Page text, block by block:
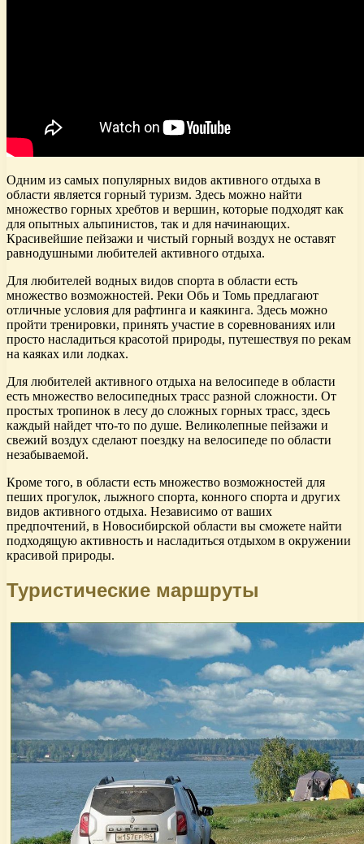
Одним из самых популярных видов активного отдыха в
области является горный туризм. Здесь можно найти
множество горных хребтов и вершин, которые подходят как
для опытных альпинистов, так и для начинающих.
Красивейшие пейзажи и чистый горный воздух не оставят
равнодушными любителей активного отдыха.
Для любителей водных видов спорта в области есть
множество возможностей. Реки Обь и Томь предлагают
отличные условия для рафтинга и каякинга. Здесь можно
пройти тренировки, принять участие в соревнованиях или
просто насладиться красотой природы, путешествуя по рекам
на каяках или лодках.
Для любителей активного отдыха на велосипеде в области
есть множество велосипедных трасс разной сложности. От
простых тропинок в лесу до сложных горных трасс, здесь
каждый найдет что-то по душе. Великолепные пейзажи и
свежий воздух сделают поездку на велосипеде по области
незабываемой.
Кроме того, в области есть множество возможностей для
пеших прогулок, лыжного спорта, конного спорта и других
видов активного отдыха. Независимо от ваших
предпочтений, в Новосибирской области вы сможете найти
подходящую активность и насладиться отдыхом в окружении
красивой природы.
Туристические маршруты